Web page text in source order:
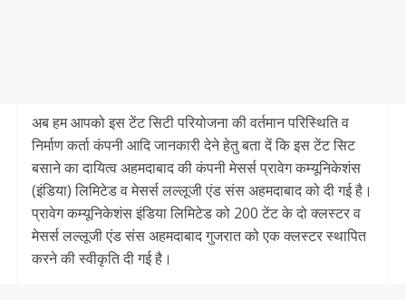
अब हम आपको इस टेंट सिटी परियोजना की वर्तमान परिस्थिति व
निर्माण कर्ता कंपनी आदि जानकारी देने हेतु बता दें कि इस टेंट सिट
बसाने का दायित्व अहमदाबाद की कंपनी मेसर्स प्रावेग कम्यूनिकेशंस
(इंडिया) लिमिटेड व मेसर्स लल्लूजी एंड संस अहमदाबाद को दी गई है।
प्रावेग कम्यूनिकेशंस इंडिया लिमिटेड को 200 टेंट के दो क्लस्टर व
मेसर्स लल्लूजी एंड संस अहमदाबाद गुजरात को एक क्लस्टर स्थापित
करने की स्वीकृति दी गई है।